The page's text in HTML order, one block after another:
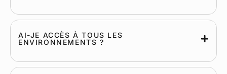
AI-JE ACCÈS À TOUS LES
ENVIRONNEMENTS ?